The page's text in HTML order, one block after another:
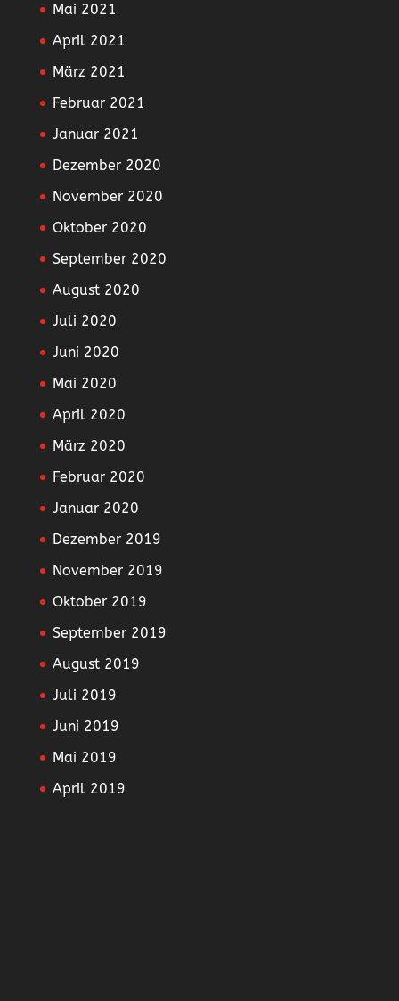
Mai 2021
April 2021
März 2021
Februar 2021
Januar 2021
Dezember 2020
November 2020
Oktober 2020
September 2020
August 2020
Juli 2020
Juni 2020
Mai 2020
April 2020
März 2020
Februar 2020
Januar 2020
Dezember 2019
November 2019
Oktober 2019
September 2019
August 2019
Juli 2019
Juni 2019
Mai 2019
April 2019